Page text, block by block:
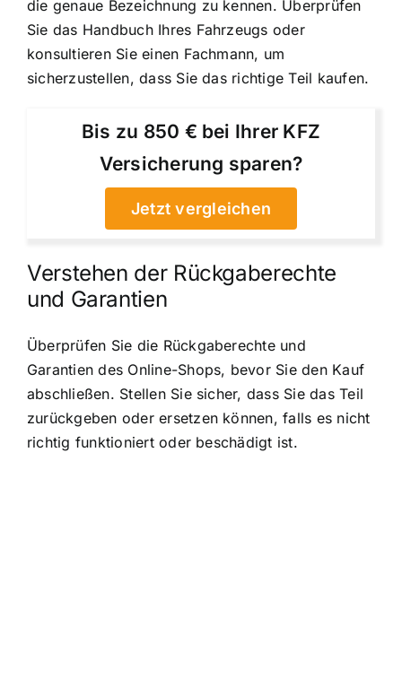
die genaue Bezeichnung zu kennen. Überprüfen
Sie das Handbuch Ihres Fahrzeugs oder
konsultieren Sie einen Fachmann, um
sicherzustellen, dass Sie das richtige Teil kaufen.
Bis zu 850 € bei Ihrer KFZ
Versicherung sparen?
Jetzt vergleichen
Verstehen der Rückgaberechte
und Garantien
Überprüfen Sie die Rückgaberechte und
Garantien des Online-Shops, bevor Sie den Kauf
abschließen. Stellen Sie sicher, dass Sie das Teil
zurückgeben oder ersetzen können, falls es nicht
richtig funktioniert oder beschädigt ist.